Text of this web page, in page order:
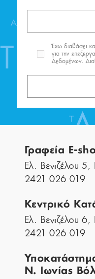
Έχω διαβάσει
για την
Δεδομένων.
Γραφεία E-
Ελ. Βενιζέλου
2421 026 019
Κεντρικό
Ελ. Βενιζέλου
2421 026 019
Ν. Ιωνίας